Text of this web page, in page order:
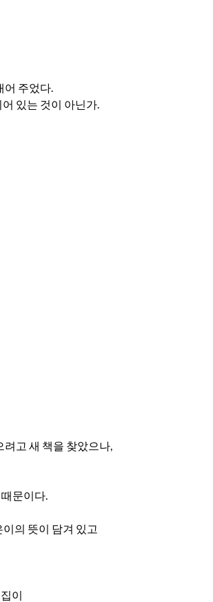
어 주었다.
있는 것이 아닌가.
고 새 책을 찾았으나,
문이다.
의 뜻이 담겨 있고
이